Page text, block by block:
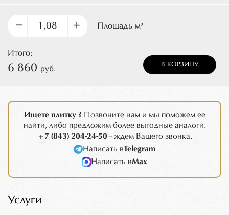
– + Площадь м²
Итого:
6 860 руб.
В КОРЗИНУ
Ищете плитку ? Позвоните нам и мы поможем ее
найти, либо предложим более выгодные аналоги.
+7 (843) 204-24-50- ждем Вашего звонка.
Написать вTelegram
Написать вMax
Услуги